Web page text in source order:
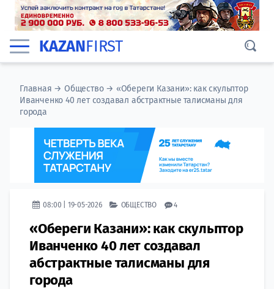
KAZANFIRST
Главная →Общество→ «Обереги Казани»: как скульптор
Иванченко 40 лет создавал абстрактные талисманы для
города
08:00 | 19-05-2026 ОБЩЕСТВО 4
«Обереги Казани»: как скульптор
Иванченко 40 лет создавал
абстрактные талисманы для
города